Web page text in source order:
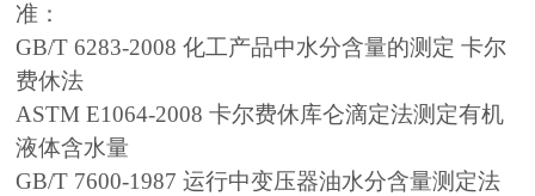
准：
GB/T 6283-2008 化工产品中水分含量的测定 卡尔
费休法
ASTM E1064-2008 卡尔费休库仑滴定法测定有机
液体含水量
GB/T 7600-1987 运行中变压器油水分含量测定法